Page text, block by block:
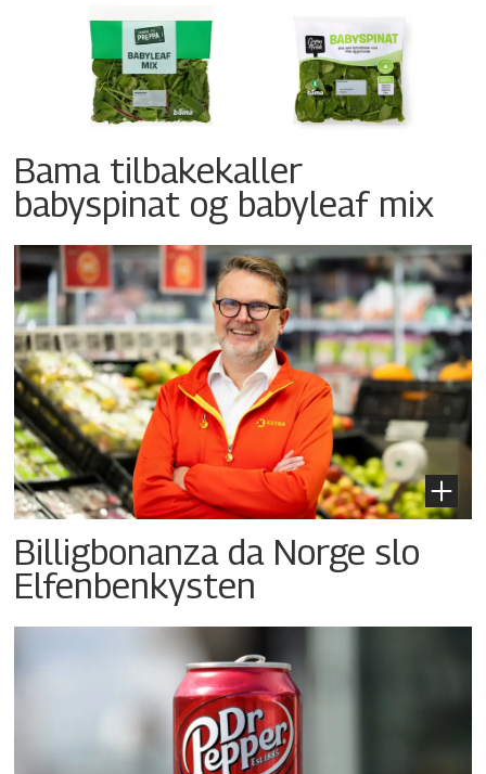
Bama tilbakekaller
babyspinat og babyleaf mix
Billigbonanza da Norge slo
Elfenbenkysten